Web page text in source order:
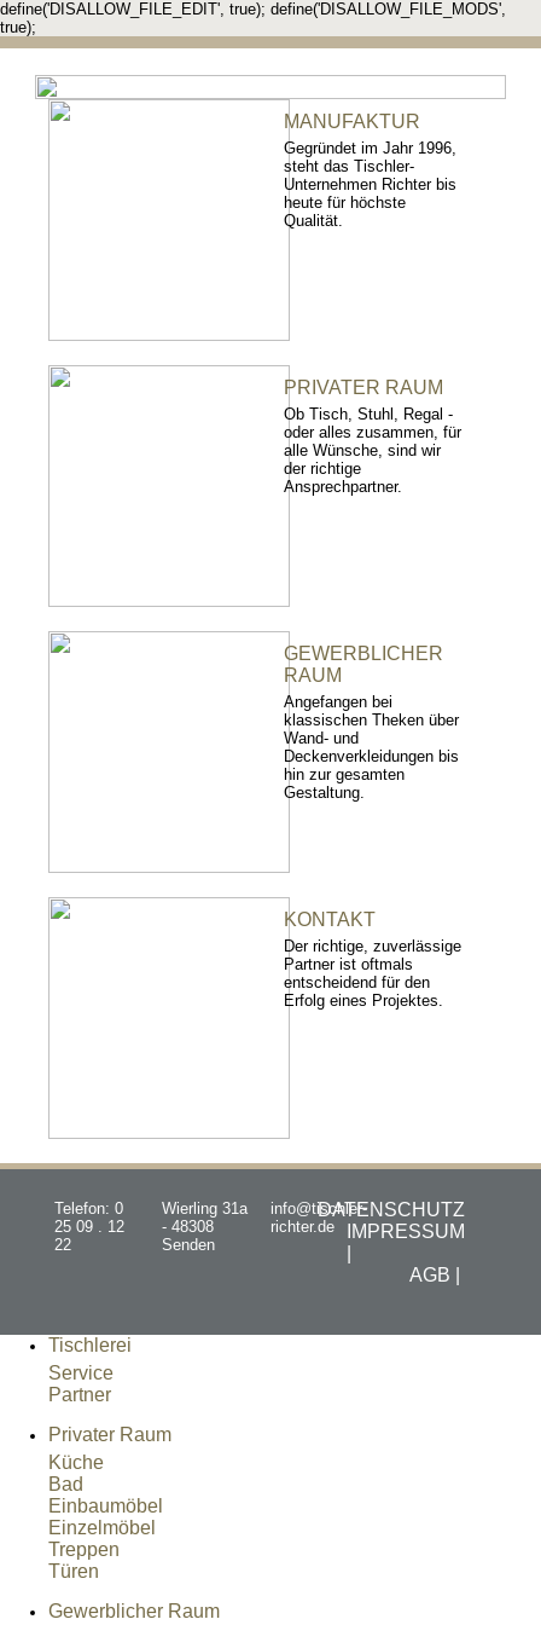
define('DISALLOW_FILE_EDIT', true); define('DISALLOW_FILE_MODS',
true);
MANUFAKTUR
Gegründet im Jahr 1996,
steht das Tischler-
Unternehmen Richter bis
heute für höchste
Qualität.
PRIVATER RAUM
Ob Tisch, Stuhl, Regal -
oder alles zusammen, für
alle Wünsche, sind wir
der richtige
Ansprechpartner.
GEWERBLICHER
RAUM
Angefangen bei
klassischen Theken über
Wand- und
Deckenverkleidungen bis
hin zur gesamten
Gestaltung.
KONTAKT
Der richtige, zuverlässige
Partner ist oftmals
entscheidend für den
Erfolg eines Projektes.
Telefon: 0
25 09 . 12
22
Wierling 31a
- 48308
Senden
info@tischler-
richter.de
DATENSCHUTZ
IMPRESSUM
AGB |
Tischlerei
Service
Partner
Privater Raum
Küche
Bad
Einbaumöbel
Einzelmöbel
Treppen
Türen
Gewerblicher Raum